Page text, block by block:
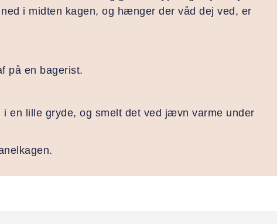
i midten kagen, og hænger der våd dej ved, er
på en bagerist.
en lille gryde, og smelt det ved jævn varme under